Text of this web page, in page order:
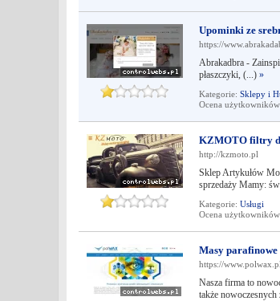
Upominki ze
https://
Abrakadbra -
płaszczyki, (...) »
Kategorie: Sklepy i
Ocena
KZMOTO filtry
http://kzmoto.pl
Sklep Artykułów
sprzedaży Mamy:
Kategorie: Usługi
Ocena
Masy parafinowe
https://www.polwax.pl
Nasza firma to
także